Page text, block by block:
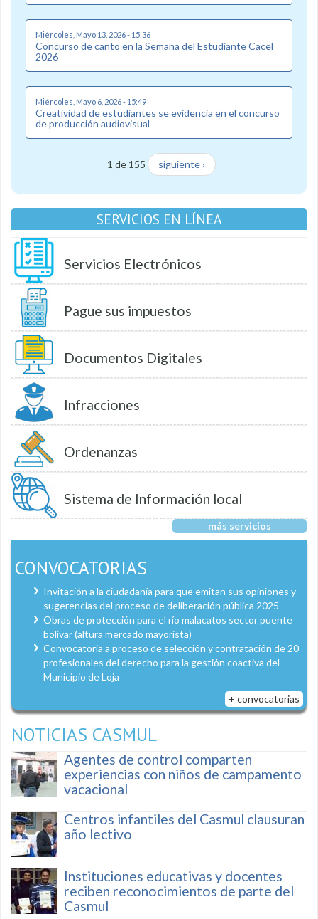
Miércoles, Mayo 13, 2026 - 15:36
Concurso de canto en la Semana del Estudiante Cacel
2026
Miércoles, Mayo 6, 2026 - 15:49
Creatividad de estudiantes se evidencia en el concurso
de producción audiovisual
1 de 155 siguiente ›
SERVICIOS EN LÍNEA
Servicios Electrónicos
Pague sus impuestos
Documentos Digitales
Infracciones
Ordenanzas
Sistema de Información local
más servicios
CONVOCATORIAS
Invitación a la ciudadanía para que emitan sus opiniones y
sugerencias del proceso de deliberación pública 2025
Obras de protección para el río malacatos sector puente
bolívar (altura mercado mayorista)
Convocatoria a proceso de selección y contratación de 20
profesionales del derecho para la gestión coactiva del
Municipio de Loja
+ convocatorias
NOTICIAS CASMUL
Agentes de control comparten
experiencias con niños de campamento
vacacional
Centros infantiles del Casmul clausuran
año lectivo
Instituciones educativas y docentes
reciben reconocimientos de parte del
Casmul